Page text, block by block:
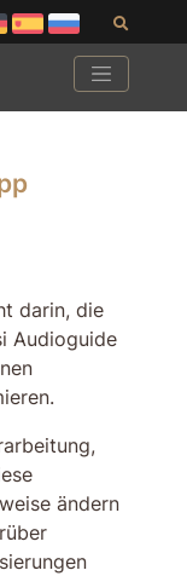
darin, die
Audioguide
ändern